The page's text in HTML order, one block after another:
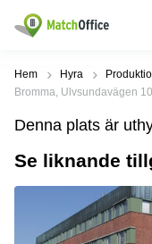
Hyra / hyra ut
Kategorier
Kontor
Kontorshotell
Coworking
space
Populära
Städer
Stockholm
Malmö
Populära
sökningar
Kontorshotell
Stockholm
Hyra lokal
Stockholm
Hjälp
Om oss
Bli hyresvärd
Hem Hyra
Bromma, Ulvsundavägen
Denna plats är
Se liknande